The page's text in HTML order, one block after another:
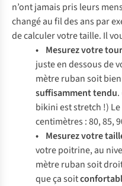
n’ont jamais pris leurs
changé au fil des ans par
de calculer votre taille. Il
• Mesurez votre
juste en dessous de
mètre ruban soit
suffisamment tendu
bikini est stretch !)
centimètres : 80, 85,
• Mesurez votre
votre poitrine, au
mètre ruban soit
que ça soit